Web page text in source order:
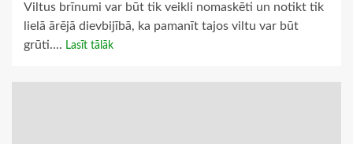
Viltus brīnumi var būt tik veikli nomaskēti un notikt tik
lielā ārējā dievbijībā, ka pamanīt tajos viltu var būt
grūti.... Lasīt tālāk